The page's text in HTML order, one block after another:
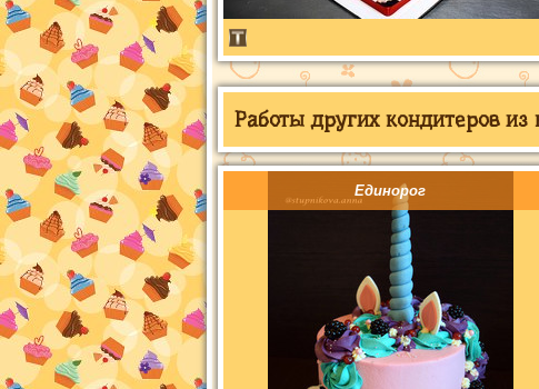
Работы других кондитеров из
Единорог